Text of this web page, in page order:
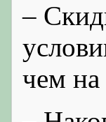
–
чем на